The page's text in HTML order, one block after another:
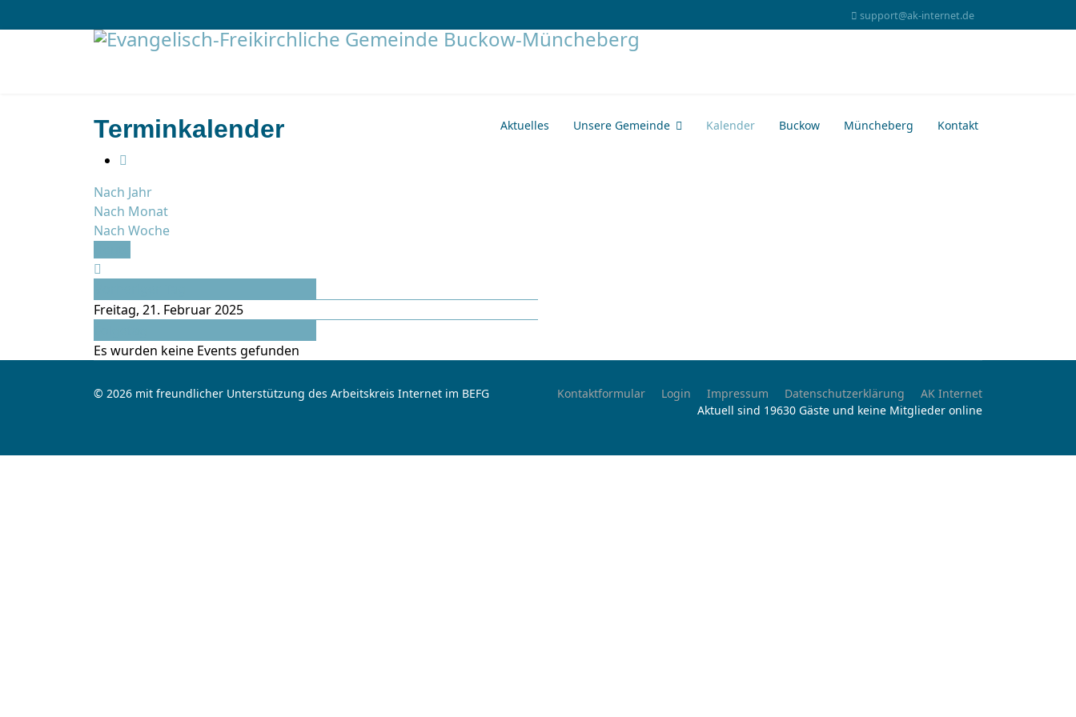
support@ak-internet.de
Aktuelles Unsere Gemeinde Kalender Buckow Müncheberg Kontakt
Terminkalender
Nach Jahr
Nach Monat
Nach Woche
Freitag, 21. Februar 2025
Es wurden keine Events gefunden
© 2026 mit freundlicher Unterstützung des Arbeitskreis Internet im BEFG Kontaktformular Login Impressum Datenschutzerklärung
AK Internet
Aktuell sind 19630 Gäste und keine Mitglieder online